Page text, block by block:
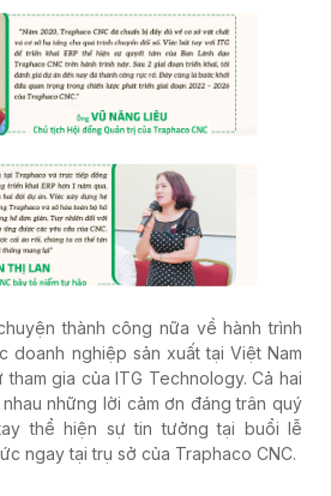
thành công nữa về hành trình
doanh nghiệp sản xuất tại Việt Nam
gia của ITG Technology. Cả hai
những lời cảm ơn đáng trân quý
thể hiện sự tin tưởng tại buổi lễ
ngay tại trụ sở của Traphaco CNC.